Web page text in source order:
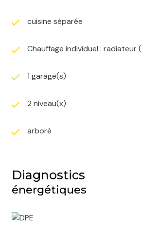
cuisine séparée
Chauffage individuel : radiateur
1 garage(s)
2 niveau(x)
arboré
Diagnostics
énergétiques